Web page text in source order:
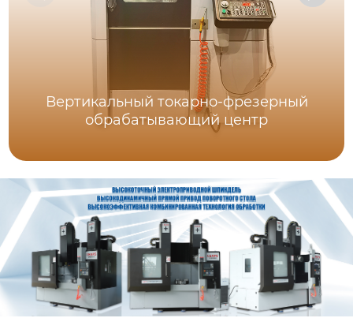
Вертикальный токарно-фрезерный
обрабатывающий центр